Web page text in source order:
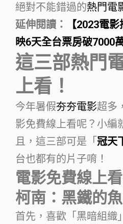
絕對不能錯過的熱門電
延伸閱讀：
【2023電
映6天全台票房破7000
這三部熱門
上看！
今年暑假夯夯電影超多
影免費線上看呢？小編
且，這三部可是「 冠天
台也都有的片子唷！
電影免費線上
柯南：黑鐵的
首先，喜歡「黑暗組織